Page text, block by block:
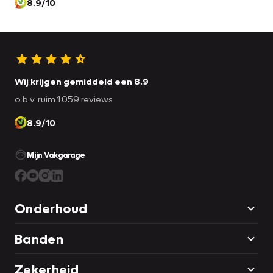
Wij krijgen gemiddeld een 8.9
o.b.v. ruim 1.059 reviews
8.9/10
Mijn Vakgarage
Onderhoud
Banden
Zekerheid